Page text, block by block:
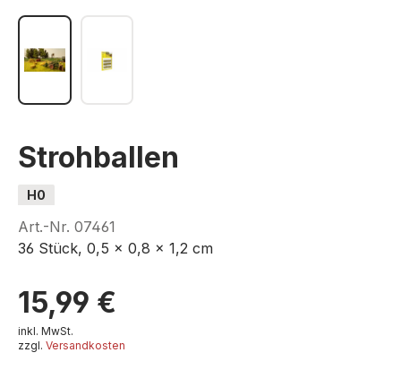
Strohballen
H0
Art.-Nr. 07461
36 Stück, 0,5 x 0,8 x 1,2 cm
15,99 €
inkl. MwSt.
zzgl. Versandkosten